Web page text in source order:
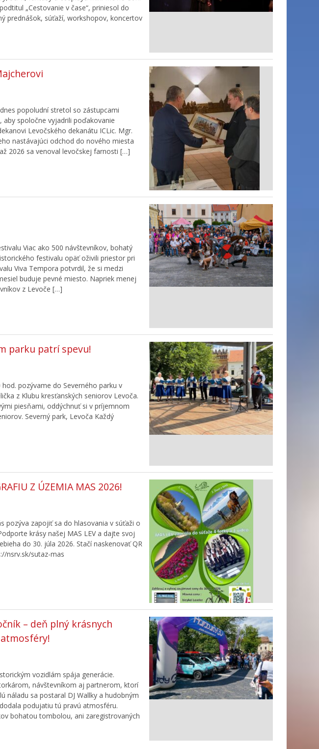
„Cestovanie v čase“, priniesol do
prednášok, súťaží, workshopov, koncertov
popoludní stretol so zástupcami
spoločne vyjadrili poďakovanie
Levočského dekanátu ICLic. Mgr.
nastávajúci odchod do nového miesta
2026 sa venoval levočskej farnosti […]
Viac ako 500 návštevníkov, bohatý
festivalu opäť oživili priestor pri
Viva Tempora potvrdil, že si medzi
buduje pevné miesto. Napriek menej
z Levoče […]
parku patrí spevu!
pozývame do Severného parku v
z Klubu kresťanských seniorov Levoča.
piesňami, oddýchnuť si v príjemnom
Severný park, Levoča Každý
Z ÚZEMIA MAS 2026!
pozýva zapojiť sa do hlasovania v súťaži o
krásy našej MAS LEV a dajte svoj
do 30. júla 2026. Stačí naskenovať QR
nsrv.sk/sutaz-mas
– deň plný krásnych
vozidlám spája generácie.
návštevníkom aj partnerom, ktorí
náladu sa postaral DJ Wallky a hudobným
podujatiu tú pravú atmosféru.
bohatou tombolou, ani zaregistrovaných